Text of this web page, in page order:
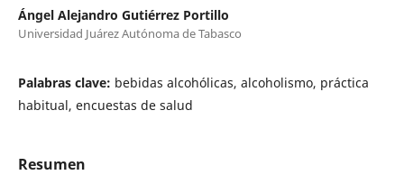
Ángel Alejandro Gutiérrez Portillo
Universidad Juárez Autónoma de Tabasco
Palabras clave: bebidas alcohólicas, alcoholismo, práctica
habitual, encuestas de salud
Resumen